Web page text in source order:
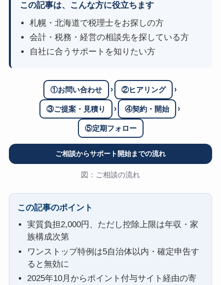
この記事は、こんな方に役立ちます
札幌・北海道で税理士をお探しの方
会計・税務・経営の相談先を探している方
自社に合うサポートを知りたい方
①お問い合わせ › ②ヒアリング ›
③ご提案・見積り › ④契約・開始 ›
⑤定期フォロー
ご相談からサポート開始までの流れ
図：ご相談の流れ
この記事のポイント
実質負担2,000円、ただし控除上限は年収・家
族構成次第
ワンストップ特例は5自治体以内・確定申告す
ると無効に
2025年10月からポイント付与サイト経由の寄